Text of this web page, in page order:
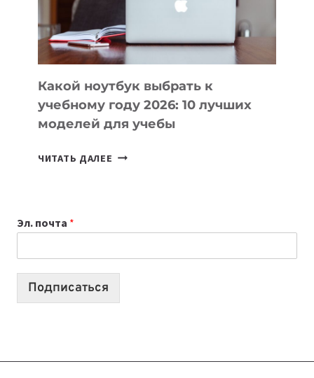
БЕЗ
СЛОЖНОГО
КОДА
Какой ноутбук выбрать к
учебному году 2026: 10 лучших
моделей для учебы
ЧИТАТЬ ДАЛЕЕ КАКОЙ
2026:
10
Эл. почта *
Подписаться